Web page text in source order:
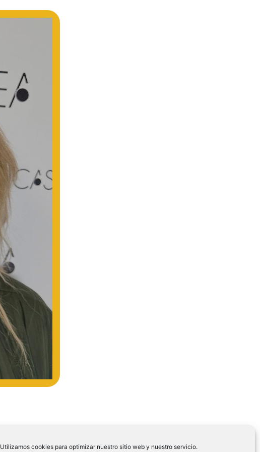
Utilizamos cookies para optimizar nuestro sitio web y nuestro servicio.